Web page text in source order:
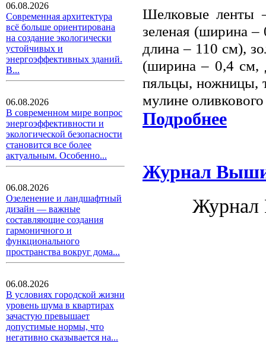
06.08.2026
Современная архитектура
всё больше ориентирована
на создание экологически
устойчивых и
энергоэффективных зданий.
В...
06.08.2026
В современном мире вопрос
энергоэффективности и
экологической безопасности
становится все более
актуальным. Особенно...
06.08.2026
Озеленение и ландшафтный
дизайн — важные
составляющие создания
гармоничного и
функционального
пространства вокруг дома...
06.08.2026
В условиях городской жизни
уровень шума в квартирах
зачастую превышает
допустимые нормы, что
негативно сказывается на...
Шелковые ленты
зеленая (ширина
длина – 110 см),
(ширина – 0,4
пяльцы, ножницы,
мулине
Подробнее
Журнал
Журнал